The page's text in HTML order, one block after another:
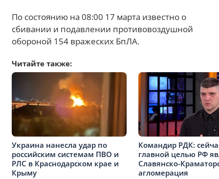
По состоянию на 08:00 17 марта известно о
сбивании и подавлении противовоздушной
обороной 154 вражеских БпЛА.
Читайте также:
Украина нанесла удар по
российским системам ПВО и
РЛС в Краснодарском крае и
Крыму
Командир РДК:
главной целью РФ
Славянско-
агломерация